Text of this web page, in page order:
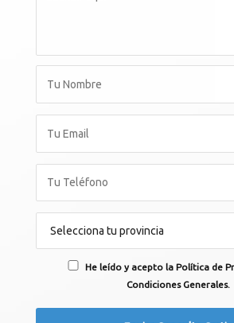
He leído y acepto la Política de
Condiciones Generales.